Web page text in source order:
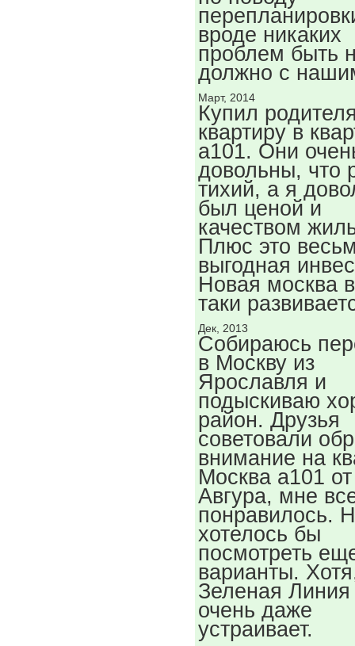
вроде никаких
проблем быть
должно с
Март, 2014
Купил
квартиру в
а101. Они
довольны, что
тихий, а я
был ценой и
качеством
Плюс это
выгодная
Новая москва
таки
Дек, 2013
Собираюсь
в Москву из
Ярославля и
подыскиваю
район. Друзья
советовали
внимание на
Москва а101 от
Авгура, мне
понравилось.
хотелось бы
посмотреть
варианты.
Зеленая
очень даже
устраивает.